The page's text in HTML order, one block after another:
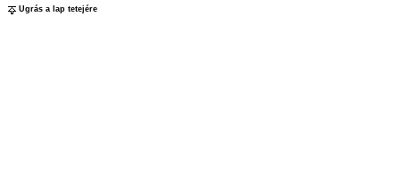
Ugrás a lap tetejére